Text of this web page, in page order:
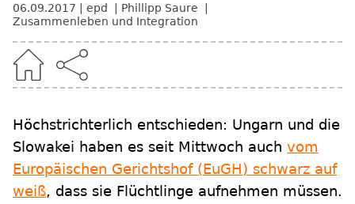
06.09.2017 epd
Phillipp Saure
Zusammenleben und Integration
Höchstrichterlich entschieden: Ungarn und die
Slowakei haben es seit Mittwoch auch vom
Europäischen Gerichtshof (EuGH) schwarz auf
weiß, dass sie Flüchtlinge aufnehmen müssen.